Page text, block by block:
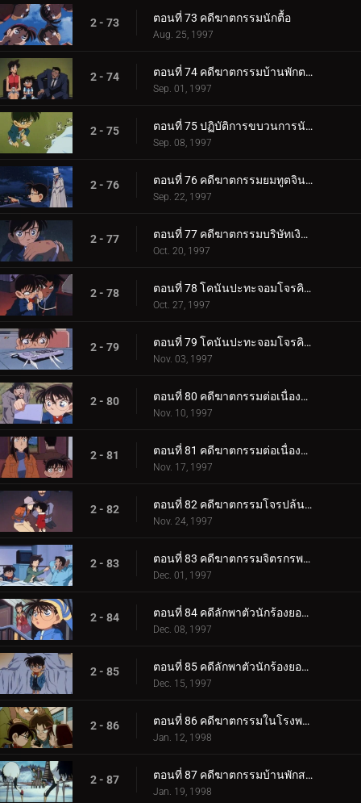
2 - 73 ตอนที่ 73 คดีฆาตกรรมนักตื้อ
Aug. 25, 1997
2 - 74 ตอนที่ 74 คดีฆาตกรรมบ้านพักตากอากาศแฝดสาม
Sep. 01, 1997
2 - 75 ตอนที่ 75 ปฏิบัติการขบวนการนักสืบเยาวชน
Sep. 08, 1997
2 - 76 ตอนที่ 76 คดีฆาตกรรมยมทูตจินใน
Sep. 22, 1997
2 - 77 ตอนที่ 77 คดีฆาตกรรมบริษัทเงินกู้
Oct. 20, 1997
2 - 78 ตอนที่ 78 โคนันปะทะจอมโจรคิด (ตอนพิเศษ ตอนแรก)
Oct. 27, 1997
2 - 79 ตอนที่ 79 โคนันปะทะจอมโจรคิด (ตอนพิเศษ ตอนจบ)
Nov. 03, 1997
2 - 80 ตอนที่ 80 คดีฆาตกรรมต่อเนื่องในบ้านเศรษฐี (ตอนแรก)
Nov. 10, 1997
2 - 81 ตอนที่ 81 คดีฆาตกรรมต่อเนื่องในบ้านเศรษฐี (ตอนจบ)
Nov. 17, 1997
2 - 82 ตอนที่ 82 คดีฆาตกรรมโจรปล้นธนาคาร
Nov. 24, 1997
2 - 83 ตอนที่ 83 คดีฆาตกรรมจิตรกรพเนจร
Dec. 01, 1997
2 - 84 ตอนที่ 84 คดีลักพาตัวนักร้องยอดนิยม (ตอนแรก)
Dec. 08, 1997
2 - 85 ตอนที่ 85 คดีลักพาตัวนักร้องยอดนิยม (ตอนจบ)
Dec. 15, 1997
2 - 86 ตอนที่ 86 คดีฆาตกรรมในโรงพยาบาล
Jan. 12, 1998
2 - 87 ตอนที่ 87 คดีฆาตกรรมบ้านพักสกี (ตอนแรก)
Jan. 19, 1998